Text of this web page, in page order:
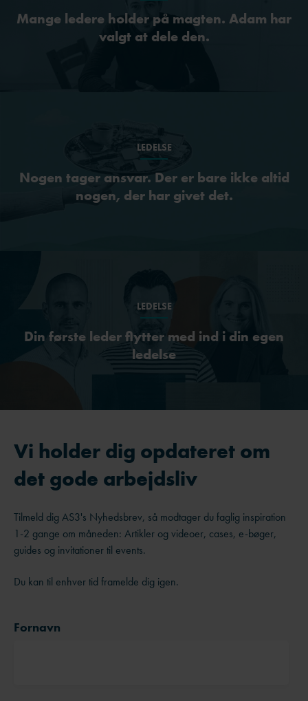
Mange ledere holder på magten. Adam har
valgt at dele den.
LEDELSE
Nogen tager ansvar. Der er bare ikke altid
nogen, der har givet det.
LEDELSE
Din første leder flytter med ind i din egen
ledelse
Vi holder dig opdateret om
det gode arbejdsliv
Tilmeld dig AS3's Nyhedsbrev, så modtager du faglig inspiration
1-2 gange om måneden: Artikler og videoer, cases, e-bøger,
guides og invitationer til events.
Du kan til enhver tid framelde dig igen.
Fornavn